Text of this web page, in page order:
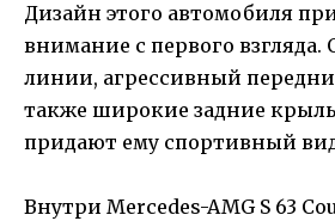
Дизайн этого автомобиля
внимание с первого взгляда.
линии, агрессивный
также широкие задние
придают ему спортивный
Внутри Mercedes-AMG S 63